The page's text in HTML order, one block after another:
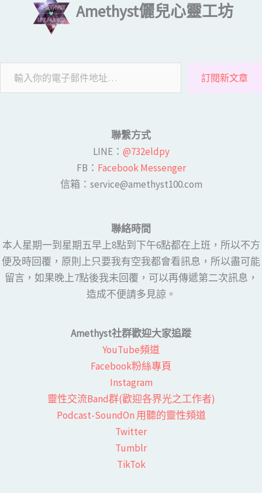
Amethyst儷兒心靈工坊
訂閱新文章
聯繫方式
LINE​： @732eldpy
FB：​ Facebook Messenger
​​信箱：service@amethyst100.com
聯絡時間
本人星期一到星期五早上8點到下午6點都在上班，所以不方
便及時回覆，原則上只要我有空我都會看訊息，所以盡可能
留言，如果晚上7點後我未回覆，可以再傳遞第二次訊息，
造成不便請多見諒。
Amethyst社群歡迎大家追蹤
YouTube頻道
Facebook粉絲專頁​
Instagram
靈性交流Band群(歡迎各界光之工作者)​
Podcast-SoundOn 用聽的靈性頻道
​Twitter
Tumblr
TikTok